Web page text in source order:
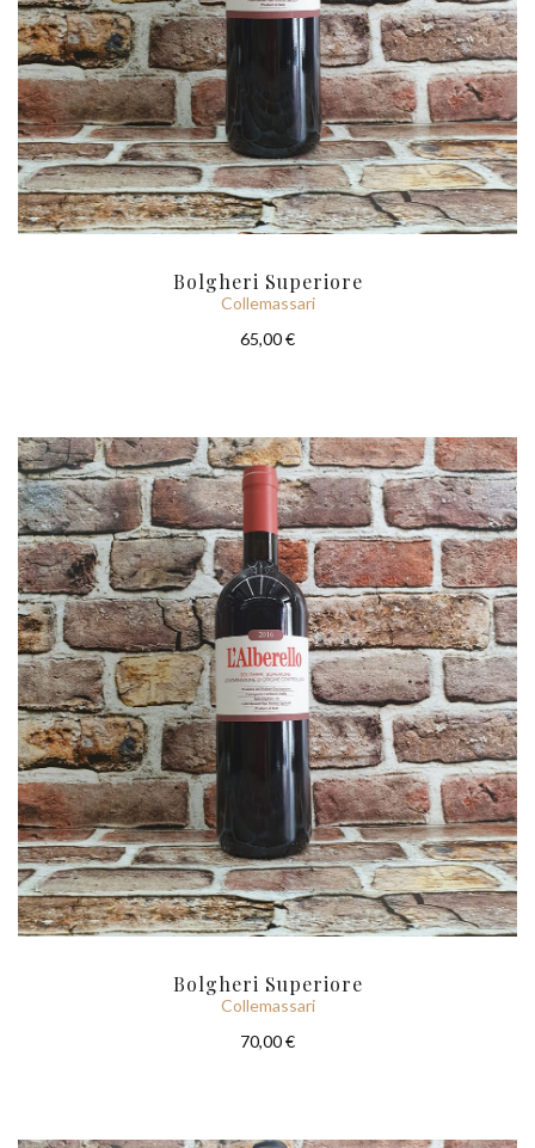
Bolgheri Superiore
Collemassari
65,00 €
Bolgheri Superiore
Collemassari
70,00 €